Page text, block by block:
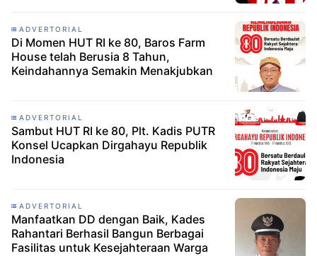
ADVERTORIAL
Di Momen HUT RI ke 80, Baros Farm
House telah Berusia 8 Tahun,
Keindahannya Semakin Menakjubkan
ADVERTORIAL
Sambut HUT RI ke 80, Plt. Kadis PUTR
Konsel Ucapkan Dirgahayu Republik
Indonesia
ADVERTORIAL
Manfaatkan DD dengan Baik, Kades
Rahantari Berhasil Bangun Berbagai
Fasilitas untuk Kesejahteraan Warga